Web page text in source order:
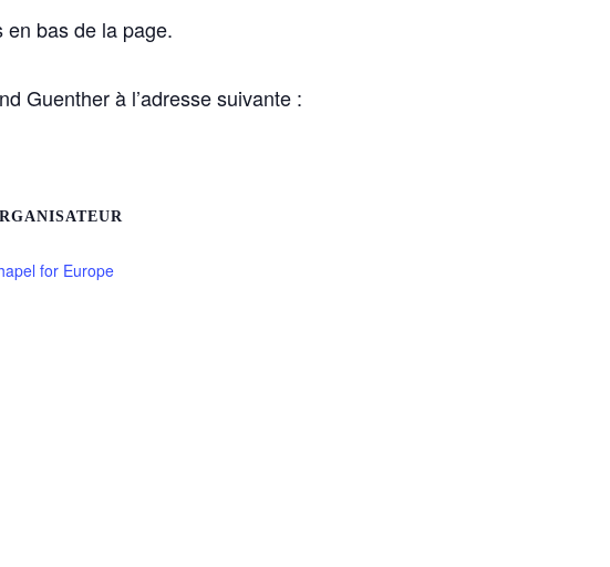
en bas de la page.
Guenther à l’adresse suivante :
for Europe